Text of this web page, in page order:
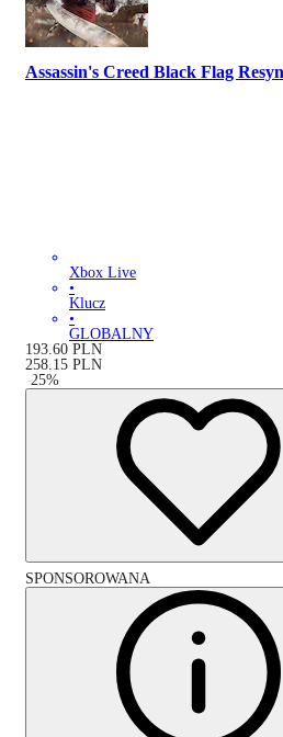
Assassin's Creed Black Flag
Xbox Live
•
Klucz
•
GLOBALNY
193.60 PLN
258.15 PLN
-25%
SPONSOROWANA